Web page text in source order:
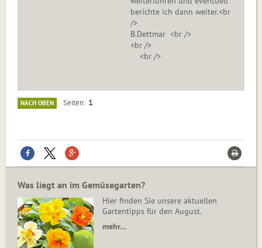
berichte ich dann weiter.<br
/>
B.Dettmar <br />
<br />
<br />
NACH OBEN Seiten 1
Was liegt an im Gemüsegarten?
Hier finden Sie unsere aktuellen
Gartentipps für den August.
mehr…